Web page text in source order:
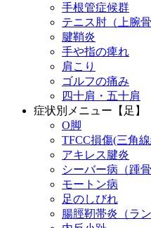
手根管症候群
テニス肘（上腕
腱鞘炎
手や指の痺れ
肩こり
ゴルフの痛み
四十肩・五十肩
症状別メニュー【足】
O脚
TFCC損傷(三角
アキレス腱炎
シーバー病（踵骨
モートン病
足のしびれ
腸脛靭帯炎（ラン